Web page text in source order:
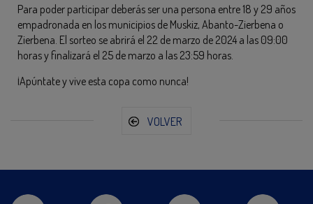
Para poder participar deberás ser una persona entre 18 y 29 años
empadronada en los municipios de Muskiz, Abanto-Zierbena o
Zierbena. El sorteo se abrirá el 22 de marzo de 2024 a las 09:00
horas y finalizará el 25 de marzo a las 23:59 horas.
¡Apúntate y vive esta copa como nunca!
VOLVER